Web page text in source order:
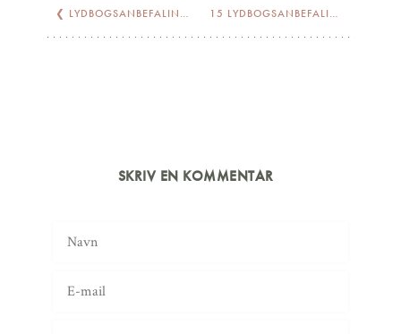
❮ LYDBOGSANBEFALINGER TIL DIN SOMMER 15 LYDBOGSANBEFALINGER TIL DIN SOMMER…
SKRIV EN KOMMENTAR